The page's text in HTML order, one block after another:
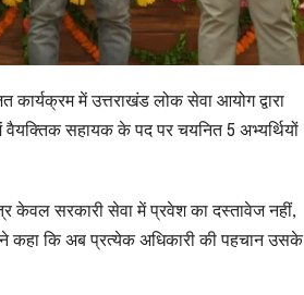
में उत्तराखंड लोक सेवा आयोग द्वारा
वैयक्तिक सहायक के पद पर चयनित 5 अभ्यर्थियों
केवल सरकारी सेवा में प्रवेश का दस्तावेज नहीं,
कहा कि अब प्रत्येक अधिकारी की पहचान उसके